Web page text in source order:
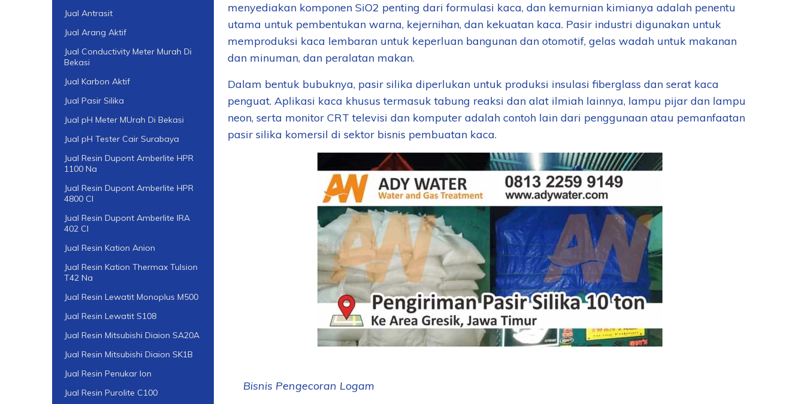
menyediakan komponen SiO2 penting dari formulasi kaca, dan kemurnian kimianya adalah penentu
utama untuk pembentukan warna, kejernihan, dan kekuatan kaca. Pasir industri digunakan untuk
memproduksi kaca lembaran untuk keperluan bangunan dan otomotif, gelas wadah untuk makanan
dan minuman, dan peralatan makan.
Dalam bentuk bubuknya, pasir silika diperlukan untuk produksi insulasi fiberglass dan serat kaca
penguat. Aplikasi kaca khusus termasuk tabung reaksi dan alat ilmiah lainnya, lampu pijar dan lampu
neon, serta monitor CRT televisi dan komputer adalah contoh lain dari penggunaan atau pemanfaatan
pasir silika komersil di sektor bisnis pembuatan kaca.
Bisnis Pengecoran Logam
Jual Antrasit
Jual Arang Aktif
Jual Conductivity Meter Murah Di
Bekasi
Jual Karbon Aktif
Jual Pasir Silika
Jual pH Meter MUrah Di Bekasi
Jual pH Tester Cair Surabaya
Jual Resin Dupont Amberlite HPR
1100 Na
Jual Resin Dupont Amberlite HPR
4800 Cl
Jual Resin Dupont Amberlite IRA
402 Cl
Jual Resin Kation Anion
Jual Resin Kation Thermax Tulsion
T42 Na
Jual Resin Lewatit Monoplus M500
Jual Resin Lewatit S108
Jual Resin Mitsubishi Diaion SA20A
Jual Resin Mitsubishi Diaion SK1B
Jual Resin Penukar Ion
Jual Resin Purolite C100